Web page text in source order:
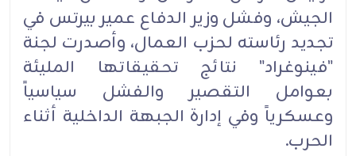
الجيش، وفشل وزير الدفاع عمير بيرتس في
تجديد رئاسته لحزب العمال، وأصدرت لجنة
"فينوغراد" نتائج تحقيقاتها المليئة
بعوامل التقصير والفشل سياسياً
وعسكرياً وفي إدارة الجبهة الداخلية أثناء
الحرب.